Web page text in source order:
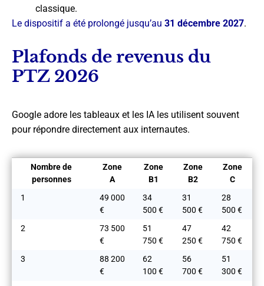
classique.
Le dispositif a été prolongé jusqu’au 31 décembre 2027.
Plafonds de revenus du
PTZ 2026
Google adore les tableaux et les IA les utilisent souvent
pour répondre directement aux internautes.
Nombre de
personnes
Zone
A
Zone
B1
Zone
B2
Zone
C
1
49 000
€
34
500 €
31
500 €
28
500 €
2
73 500
€
51
750 €
47
250 €
42
750 €
3
88 200
€
62
100 €
56
700 €
51
300 €